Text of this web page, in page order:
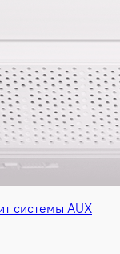
системы AUX